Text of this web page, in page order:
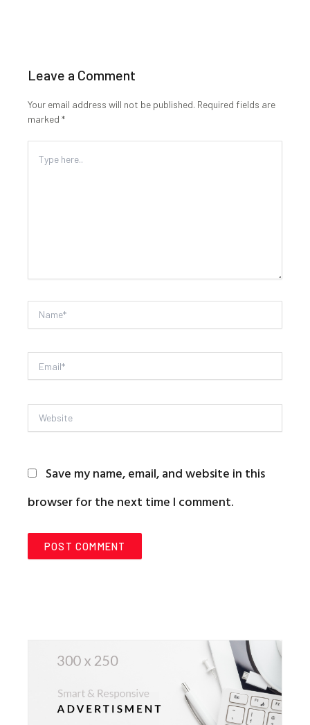
Leave a Comment
Your email address will not be published. Required fields are
marked *
Type
Name*
Email*
Website
Save my name, email, and website in this
browser for the next time I comment.